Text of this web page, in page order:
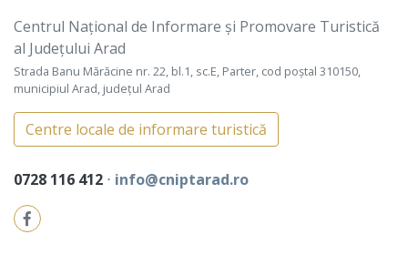
Centrul Național de Informare și Promovare Turistică
al Județului Arad
Strada Banu Mărăcine nr. 22, bl.1, sc.E, Parter, cod poștal 310150,
municipiul Arad, județul Arad
Centre locale de informare turistică
0728 116 412 ⋅ info@cniptarad.ro